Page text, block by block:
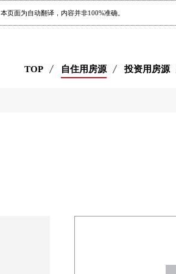
本页面为自动翻译，内容并非100%准确。
TOP 自住用房源 投资用房源